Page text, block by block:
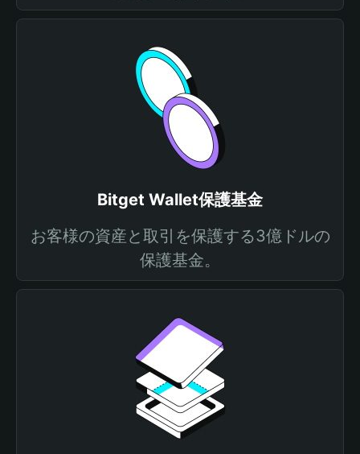
Bitget Wallet保護基金
お客様の資産と取引を保護する3億ドルの
保護基金。